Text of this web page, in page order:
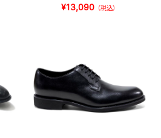
¥13,090（税込）